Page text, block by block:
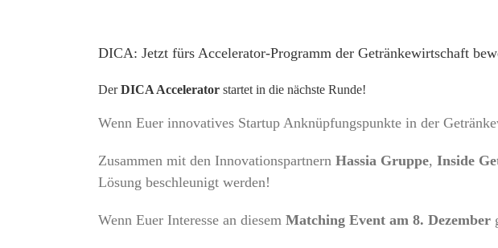
grösseres
DICA: Jetzt fürs Accelerator-Programm der Getränkewirtschaft
DerDICA Accelerator startet in die nächste Runde!
Wenn Euer innovatives Startup Anknüpfungspunkte in der
Zusammen mit den Innovationspartnern Hassia Gruppe, Inside
Lösung beschleunigt werden!
Wenn Euer Interesse an diesem Matching Event am 8. Dezember